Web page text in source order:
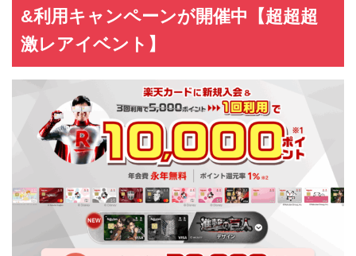
&利用キャンペーンが開催中【超超超
激レアイベント】